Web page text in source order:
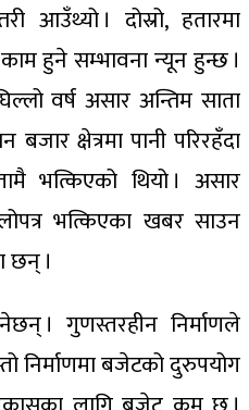
आउँथ्यो । दोस्रो, हतारमा
हुने सम्भावना न्यून हुन्छ ।
वर्ष असार अन्तिम साता
बजार क्षेत्रमा पानी परिरहँदा
भत्किएको थियो । असार
भत्किएका खबर साउन
छन् ।
। गुणस्तरहीन निर्माणले
निर्माणमा बजेटको दुरुपयोग